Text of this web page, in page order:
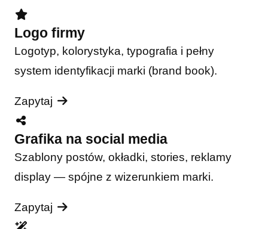
Logo firmy
Logotyp, kolorystyka, typografia i pełny
system identyfikacji marki (brand book).
Zapytaj
Grafika na social media
Szablony postów, okładki, stories, reklamy
display — spójne z wizerunkiem marki.
Zapytaj